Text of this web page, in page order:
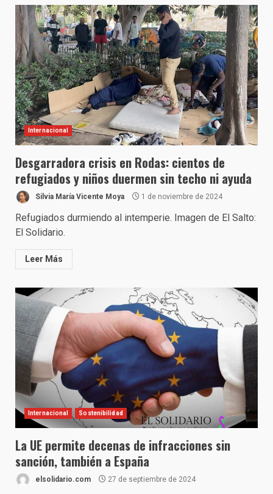
Internacional
Desgarradora crisis en Rodas: cientos de
refugiados y niños duermen sin techo ni ayuda
Silvia María Vicente Moya 1 de noviembre de 2024
Refugiados durmiendo al intemperie. Imagen de El Salto:
El Solidario.
Leer Más
Internacional Sostenibilidad
La UE permite decenas de infracciones sin
sanción, también a España
elsolidario.com 27 de septiembre de 2024